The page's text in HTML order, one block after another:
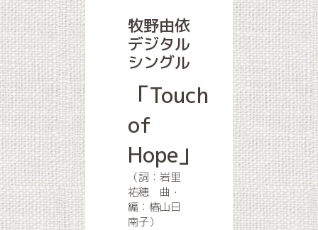
牧野由依
デジタル
シングル
「Touch
of
Hope」
（詞：岩里
祐穂 曲・
編：椿山日
南子）